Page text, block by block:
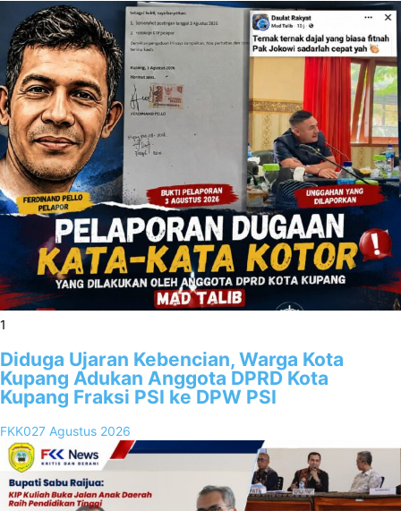
1
Diduga Ujaran Kebencian, Warga Kota
Kupang Adukan Anggota DPRD Kota
Kupang Fraksi PSI ke DPW PSI
FKK027 Agustus 2026